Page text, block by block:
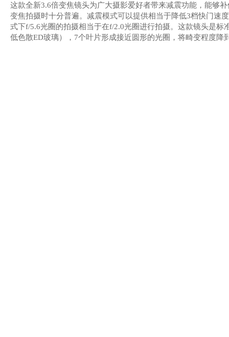
这款全新3.6倍变焦镜头为广大摄影爱好者带来减震功能，能够
变焦拍摄时十分普遍。减震模式可以提供相当于降低3档快门速
式下f/5.6光圈的拍摄相当于在f/2.0光圈进行拍摄。这款镜头是标
低色散ED玻璃）， 7个叶片形成接近圆形的光圈，将畸变程度降